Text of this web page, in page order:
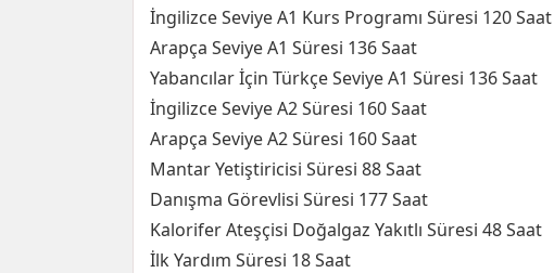
İngilizce Seviye A1 Kurs Programı Süresi 120 Saat
Arapça Seviye A1 Süresi 136 Saat
Yabancılar İçin Türkçe Seviye A1 Süresi 136 Saat
İngilizce Seviye A2 Süresi 160 Saat
Arapça Seviye A2 Süresi 160 Saat
Mantar Yetiştiricisi Süresi 88 Saat
Danışma Görevlisi Süresi 177 Saat
Kalorifer Ateşçisi Doğalgaz Yakıtlı Süresi 48 Saat
İlk Yardım Süresi 18 Saat